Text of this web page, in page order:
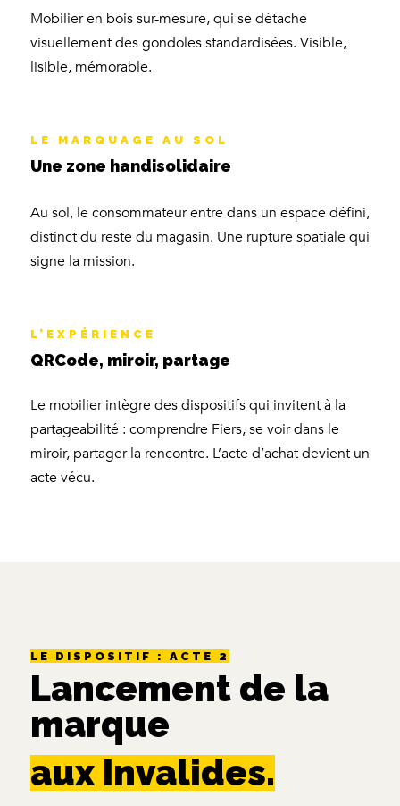
Mobilier en bois sur-mesure, qui se détache
visuellement des gondoles standardisées. Visible,
lisible, mémorable.
LE MARQUAGE AU SOL
Une zone handisolidaire
Au sol, le consommateur entre dans un espace défini,
distinct du reste du magasin. Une rupture spatiale qui
signe la mission.
L’EXPÉRIENCE
QRCode, miroir, partage
Le mobilier intègre des dispositifs qui invitent à la
partageabilité : comprendre Fiers, se voir dans le
miroir, partager la rencontre. L’acte d’achat devient un
acte vécu.
LE DISPOSITIF : ACTE 2
Lancement de la
marque
aux Invalides.